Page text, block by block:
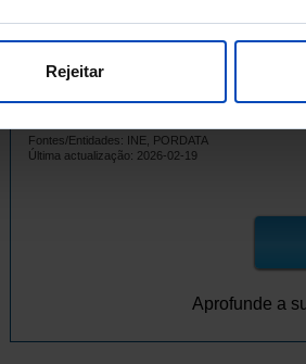
Rejeitar
2022
167.098 57.454
2023
2024
177.557 x
Fontes/Entidades: INE, PORDATA
Última actualização: 2026-02-19
Aprofunde a